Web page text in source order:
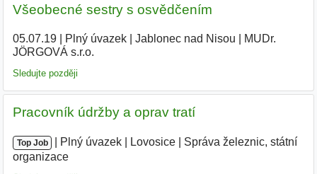
Všeobecné sestry s osvědčením
05.07.19| Plný úvazek| Jablonec nad Nisou
MUDr.
JÖRGOVÁ s.r.o.
Sledujte později
Pracovník údržby a oprav tratí
Top Job Plný úvazek Lovosice
Správa železnic, státní
organizace